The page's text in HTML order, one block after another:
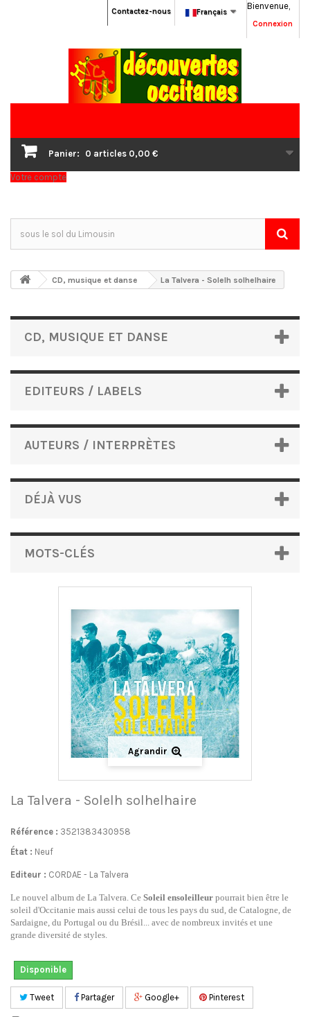
Bienvenue,
Connexion
Français
Contactez-nous
Panier: 0 articles 0,00 €
Votre compte
CD, musique et danse La Talvera - Solelh solhelhaire
CD, MUSIQUE ET DANSE
EDITEURS / LABELS
AUTEURS / INTERPRÈTES
DÉJÀ VUS
MOTS-CLÉS
Agrandir
La Talvera - Solelh solhelhaire
Référence : 3521383430958
État : Neuf
Editeur : CORDAE - La Talvera
Le nouvel album de La Talvera. Ce Soleil ensoleilleur pourrait bien être le
soleil d'Occitanie mais aussi celui de tous les pays du sud, de Catalogne, de
Sardaigne, du Portugal ou du Brésil... avec de nombreux invités et une
grande diversité de styles.
Disponible
Tweet Partager Google+ Pinterest